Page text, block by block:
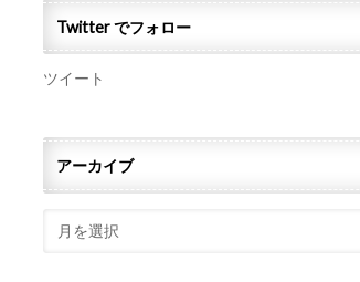
Twitter でフォロー
ツイート
アーカイブ